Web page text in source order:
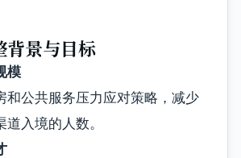
背景与目标
模
和公共服务压力应对策略，减少
入境的人数。